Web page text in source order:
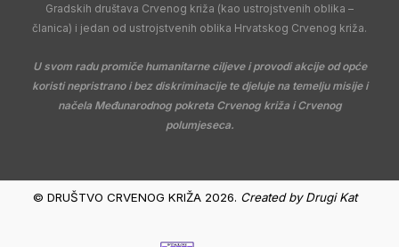
Gradskih društava Crvenog križa (kao ustrojstvenih oblika –
članica) i jedan od ustrojstvenih oblika Hrvatskog Crvenog križa.
U svom radu promiče humanitarne ciljeve i provodi akcije od opće
koristi nepristrano i bez diskriminacije te djeluje na temelju misije i
načela Međunarodnog pokreta Crvenog križa i Crvenog
polumjeseca.
© DRUŠTVO CRVENOG KRIŽA 2026. Created byDrugi Kat